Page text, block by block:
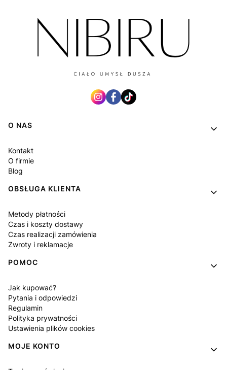
Linki w stopce
O NAS
Kontakt
O firmie
Blog
OBSŁUGA KLIENTA
Metody płatności
Czas i koszty dostawy
Czas realizacji zamówienia
Zwroty i reklamacje
POMOC
Jak kupować?
Pytania i odpowiedzi
Regulamin
Polityka prywatności
Ustawienia plików cookies
MOJE KONTO